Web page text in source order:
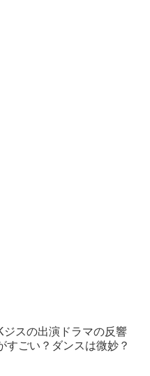
ジスの出演ドラマの反響
すごい？ダンスは微妙？